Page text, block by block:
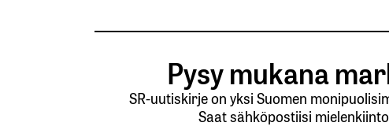
Pysy mukana
SR-uutiskirje on yksi Suomen
Saat sähköpostiisi